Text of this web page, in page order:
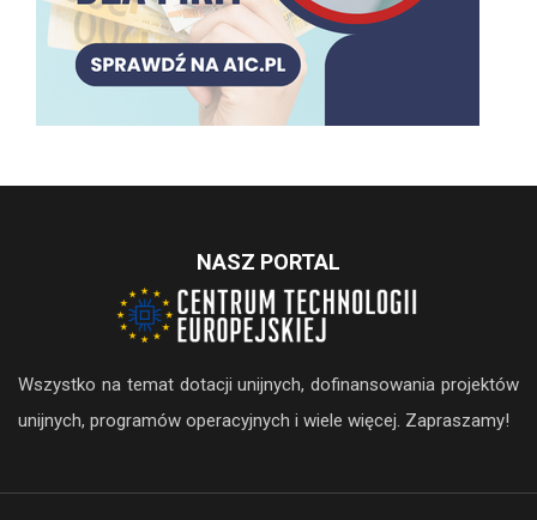
NASZ PORTAL
Wszystko na temat dotacji unijnych, dofinansowania projektów
unijnych, programów operacyjnych i wiele więcej. Zapraszamy!